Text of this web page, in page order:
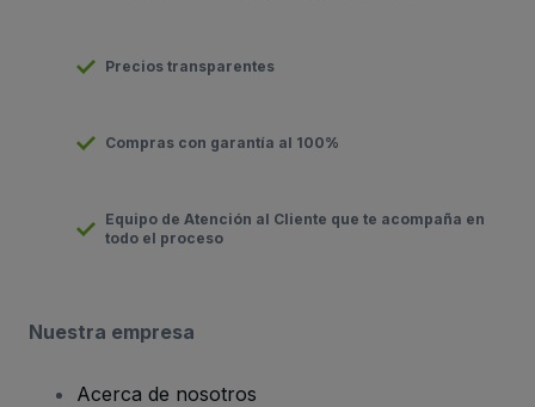
Precios transparentes
Compras con garantía al 100%
Equipo de Atención al Cliente que te acompaña en
todo el proceso
Nuestra empresa
Acerca de nosotros